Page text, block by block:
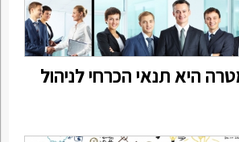
היא תנאי הכרחי לניהול